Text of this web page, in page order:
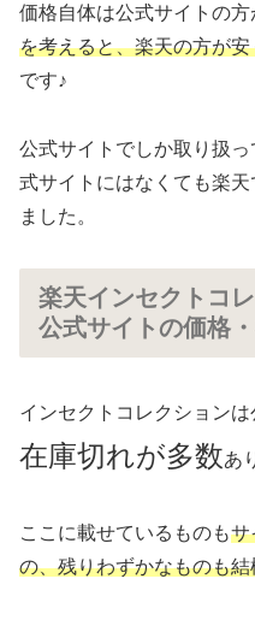
価格自体は公式サイトの方
を考えると、楽天の方が安
です♪
公式サイトでしか取り扱
式サイトにはなくても楽
ました。
楽天インセクトコ
公式サイトの価格
インセクトコレクション
在庫切れが多数あ
ここに載せているものもサ
の、残りわずかなものも結